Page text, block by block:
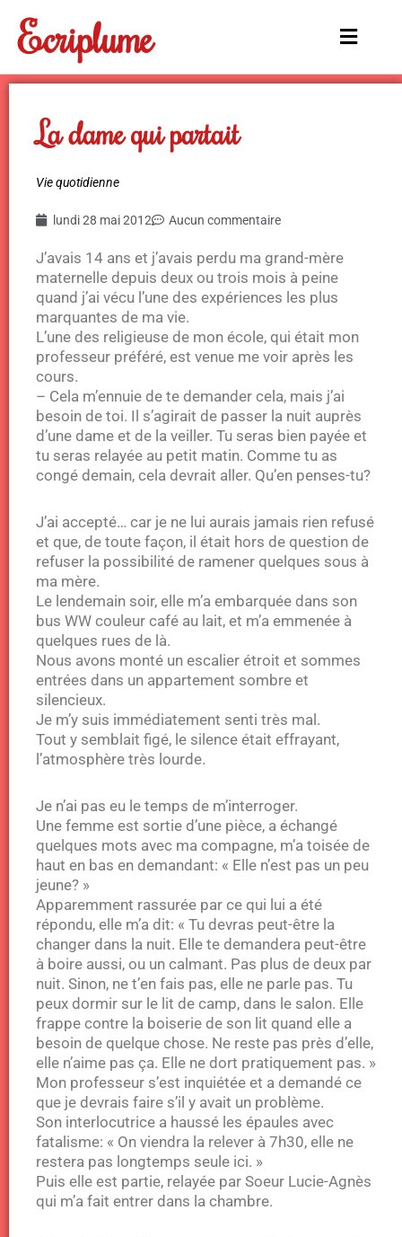
contenu
Ecriplume
Main
La dame qui partait
Vie quotidienne
lundi 28 mai 2012 Aucun commentaire
J’avais 14 ans et j’avais perdu ma grand-mère
maternelle depuis deux ou trois mois à peine
quand j’ai vécu l’une des expériences les plus
marquantes de ma vie.
L’une des religieuse de mon école, qui était mon
professeur préféré, est venue me voir après les
cours.
– Cela m’ennuie de te demander cela, mais j’ai
besoin de toi. Il s’agirait de passer la nuit auprès
d’une dame et de la veiller. Tu seras bien payée et
tu seras relayée au petit matin. Comme tu as
congé demain, cela devrait aller. Qu’en penses-tu?
J’ai accepté… car je ne lui aurais jamais rien refusé
et que, de toute façon, il était hors de question de
refuser la possibilité de ramener quelques sous à
ma mère.
Le lendemain soir, elle m’a embarquée dans son
bus WW couleur café au lait, et m’a emmenée à
quelques rues de là.
Nous avons monté un escalier étroit et sommes
entrées dans un appartement sombre et
silencieux.
Je m’y suis immédiatement senti très mal.
Tout y semblait figé, le silence était effrayant,
l’atmosphère très lourde.
Je n’ai pas eu le temps de m’interroger.
Une femme est sortie d’une pièce, a échangé
quelques mots avec ma compagne, m’a toisée de
haut en bas en demandant: « Elle n’est pas un peu
jeune? »
Apparemment rassurée par ce qui lui a été
répondu, elle m’a dit: « Tu devras peut-être la
changer dans la nuit. Elle te demandera peut-être
à boire aussi, ou un calmant. Pas plus de deux par
nuit. Sinon, ne t’en fais pas, elle ne parle pas. Tu
peux dormir sur le lit de camp, dans le salon. Elle
frappe contre la boiserie de son lit quand elle a
besoin de quelque chose. Ne reste pas près d’elle,
elle n’aime pas ça. Elle ne dort pratiquement pas. »
Mon professeur s’est inquiétée et a demandé ce
que je devrais faire s’il y avait un problème.
Son interlocutrice a haussé les épaules avec
fatalisme: « On viendra la relever à 7h30, elle ne
restera pas longtemps seule ici. »
Puis elle est partie, relayée par Soeur Lucie-Agnès
qui m’a fait entrer dans la chambre.